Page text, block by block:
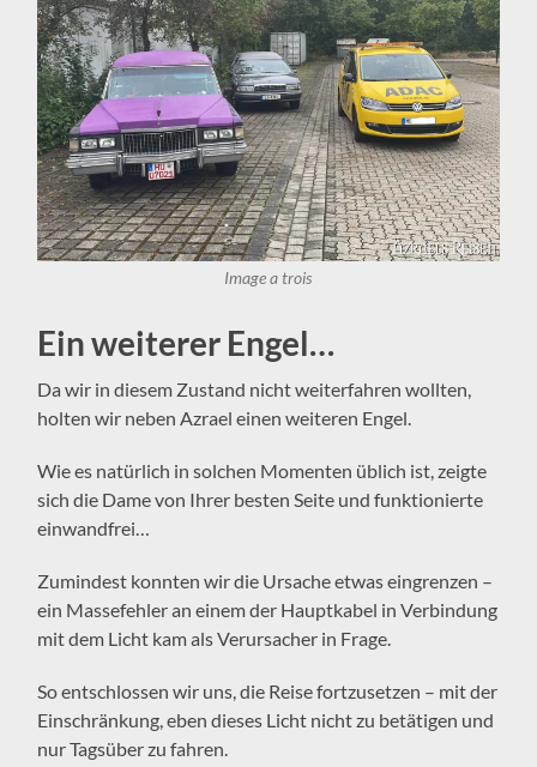
Image a trois
Ein weiterer Engel…
Da wir in diesem Zustand nicht weiterfahren wollten,
holten wir neben Azrael einen weiteren Engel.
Wie es natürlich in solchen Momenten üblich ist, zeigte
sich die Dame von Ihrer besten Seite und funktionierte
einwandfrei…
Zumindest konnten wir die Ursache etwas eingrenzen –
ein Massefehler an einem der Hauptkabel in Verbindung
mit dem Licht kam als Verursacher in Frage.
So entschlossen wir uns, die Reise fortzusetzen – mit der
Einschränkung, eben dieses Licht nicht zu betätigen und
nur Tagsüber zu fahren.